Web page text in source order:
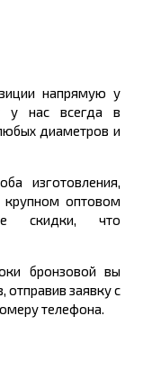
напрямую у
у нас всегда в
диаметров и
изготовления,
оптовом
скидки, что
бронзовой вы
отправив заявку с
телефона.